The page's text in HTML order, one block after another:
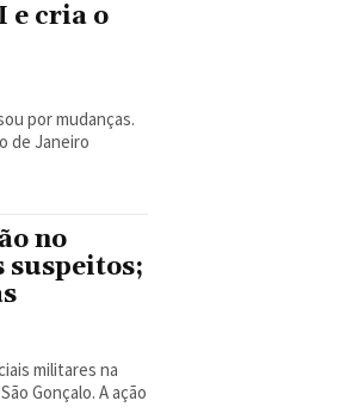
e cria o
por mudanças.
de Janeiro
no
suspeitos;
militares na
Gonçalo. A ação